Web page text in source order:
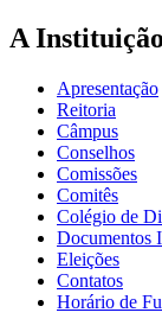
A Instituição
Apresentação
Reitoria
Câmpus
Conselhos
Comissões
Comitês
Colégio de
Documentos
Eleições
Contatos
Horário de